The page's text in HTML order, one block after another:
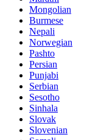
Mongolian
Burmese
Nepali
Norwegian
Pashto
Persian
Punjabi
Serbian
Sesotho
Sinhala
Slovak
Slovenian